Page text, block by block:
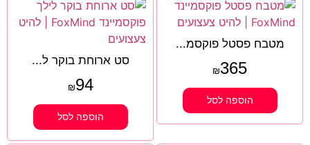
מטבח פסטל פוקסמ...
₪365
הוספה לסל
סט ארוחת בוקר ל...
₪94
הוספה לסל